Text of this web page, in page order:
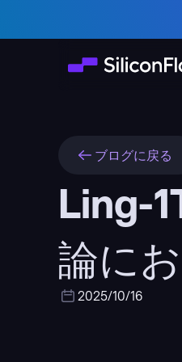
ブログに戻る
Ling-
論に
2025/10/16